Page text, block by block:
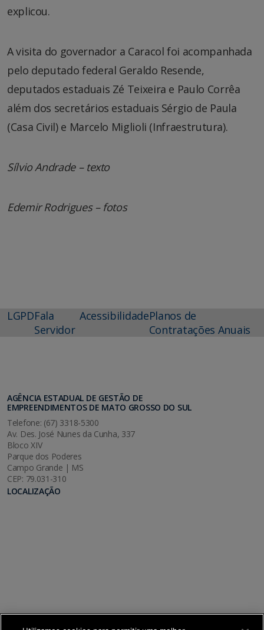
explicou.
A visita do governador a Caracol foi acompanhada
pelo deputado federal Geraldo Resende,
deputados estaduais Zé Teixeira e Paulo Corrêa
além dos secretários estaduais Sérgio de Paula
(Casa Civil) e Marcelo Miglioli (Infraestrutura).
Sílvio Andrade – texto
Edemir Rodrigues – fotos
LGPDFala
Servidor
AcessibilidadePlanos de
Contratações Anuais
AGÊNCIA ESTADUAL DE GESTÃO DE
EMPREENDIMENTOS DE MATO GROSSO DO SUL
Telefone: (67) 3318-5300
Av. Des. José Nunes da Cunha, 337
Bloco XIV
Parque dos Poderes
Campo Grande | MS
CEP: 79.031-310
LOCALIZAÇÃO